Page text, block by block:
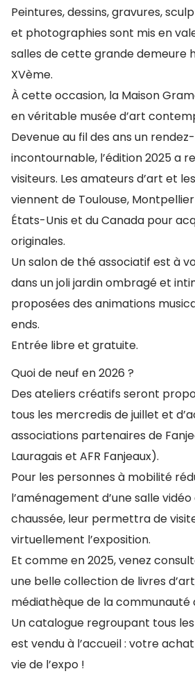
Peintures, dessins, gravures,
et photographies sont mis en
salles de cette grande demeure
XVème.
À cette occasion, la Maison
en véritable musée d’art
Devenue au fil des ans un
incontournable, l’édition 2025 a
visiteurs. Les amateurs d’art et
viennent de Toulouse,
États-Unis et du Canada pour
originales.
Un salon de thé associatif est à
dans un joli jardin ombragé et
proposées des animations
ends.
Entrée libre et gratuite.
Quoi de neuf en 2026 ?
Des ateliers créatifs seront
tous les mercredis de juillet et
associations partenaires de
Lauragais et AFR Fanjeaux).
Pour les personnes à mobilité
l’aménagement d’une salle
chaussée, leur permettra de
virtuellement l’exposition.
Et comme en 2025, venez
une belle collection de livres
médiathèque de la communauté
Un catalogue regroupant tous
est vendu à l’accueil : votre
vie de l’expo !